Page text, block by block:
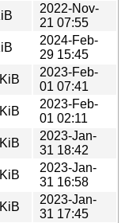
2022-Nov-
21 07:55
2024-Feb-
29 15:45
2023-Feb-
01 07:41
2023-Feb-
01 02:11
2023-Jan-
31 18:42
2023-Jan-
31 16:58
2023-Jan-
31 17:45